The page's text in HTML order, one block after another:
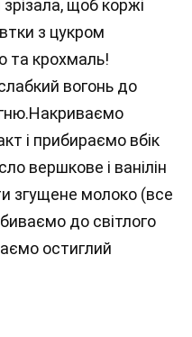
зрізала, щоб коржі
з цукром
та крохмаль!
вогонь до
і прибираємо вбік
вершкове і ванілін
згущене молоко (все
до світлого
остиглий